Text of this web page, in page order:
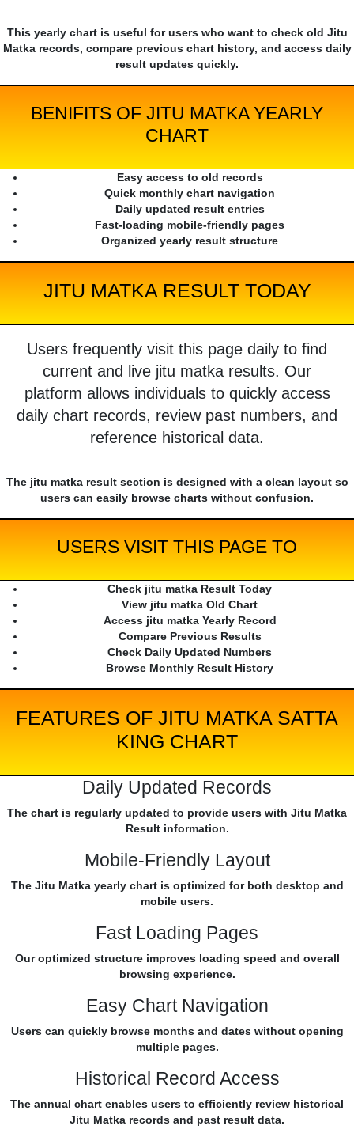
This yearly chart is useful for users who want to check old Jitu
Matka records, compare previous chart history, and access daily
result updates quickly.
BENIFITS OF JITU MATKA YEARLY
CHART
Easy access to old records
Quick monthly chart navigation
Daily updated result entries
Fast-loading mobile-friendly pages
Organized yearly result structure
JITU MATKA RESULT TODAY
Users frequently visit this page daily to find
current and live jitu matka results. Our
platform allows individuals to quickly access
daily chart records, review past numbers, and
reference historical data.
The jitu matka result section is designed with a clean layout so
users can easily browse charts without confusion.
USERS VISIT THIS PAGE TO
Check jitu matka Result Today
View jitu matka Old Chart
Access jitu matka Yearly Record
Compare Previous Results
Check Daily Updated Numbers
Browse Monthly Result History
FEATURES OF JITU MATKA SATTA
KING CHART
Daily Updated Records
The chart is regularly updated to provide users with Jitu Matka
Result information.
Mobile-Friendly Layout
The Jitu Matka yearly chart is optimized for both desktop and
mobile users.
Fast Loading Pages
Our optimized structure improves loading speed and overall
browsing experience.
Easy Chart Navigation
Users can quickly browse months and dates without opening
multiple pages.
Historical Record Access
The annual chart enables users to efficiently review historical
Jitu Matka records and past result data.